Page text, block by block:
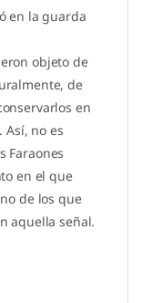
en la guarda
objeto de
de
en
no es
Faraones
en el que
de los que
aquella señal.